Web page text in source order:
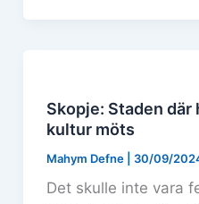
Skopje: Staden
kultur möts
Mahym Defne 30/09/
Det skulle inte vara